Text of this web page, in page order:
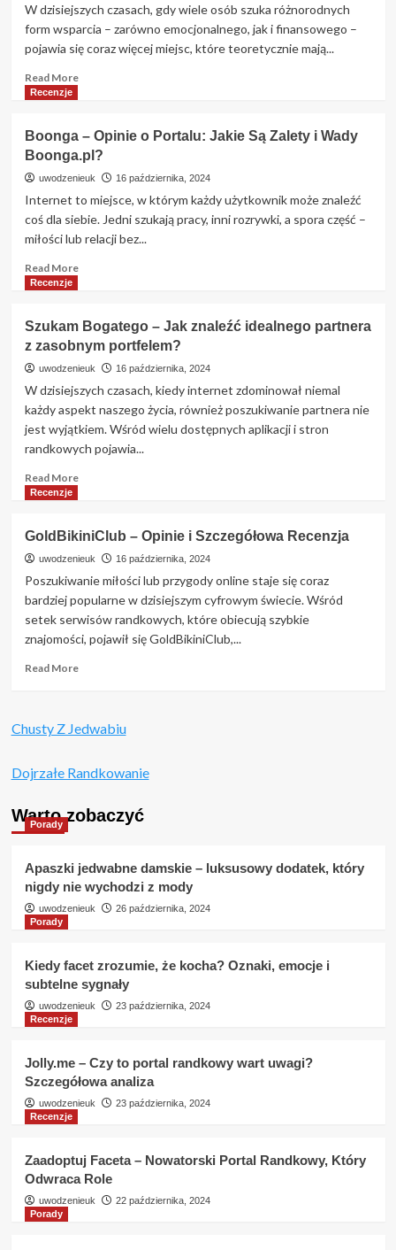
Randkowy,
Który
Odwraca
W dzisiejszych czasach, gdy wiele osób szuka różnorodnych
form wsparcia – zarówno emocjonalnego, jak i finansowego –
pojawia się coraz więcej miejsc, które teoretycznie mają...
Read MoreRead
szukam
–
czy
miejsce
na
wsparcia?
Recenzje
Boonga – Opinie o Portalu: Jakie Są Zalety i Wady
Boonga.pl?
uwodzenieuk 16 października, 2024
Internet to miejsce, w którym każdy użytkownik może znaleźć
coś dla siebie. Jedni szukają pracy, inni rozrywki, a spora część –
miłości lub relacji bez...
Read MoreRead
–
Opinie
o
Jakie
Są
Zalety
i
Boonga.pl?
Recenzje
Szukam Bogatego – Jak znaleźć idealnego partnera
z zasobnym portfelem?
uwodzenieuk 16 października, 2024
W dzisiejszych czasach, kiedy internet zdominował niemal
każdy aspekt naszego życia, również poszukiwanie partnera nie
jest wyjątkiem. Wśród wielu dostępnych aplikacji i stron
randkowych pojawia...
Read MoreRead
Bogatego
–
Jak
idealnego
partnera
z
Recenzje
GoldBikiniClub – Opinie i Szczegółowa Recenzja
uwodzenieuk 16 października, 2024
Poszukiwanie miłości lub przygody online staje się coraz
bardziej popularne w dzisiejszym cyfrowym świecie. Wśród
setek serwisów randkowych, które obiecują szybkie
znajomości, pojawił się GoldBikiniClub,...
Read MoreRead
–
Szczegółowa
Chusty Z Jedwabiu
Dojrzałe Randkowanie
Warto zobaczyć
Porady
Apaszki jedwabne damskie – luksusowy dodatek, który
nigdy nie wychodzi z mody
uwodzenieuk
26 października, 2024
Porady
Kiedy facet zrozumie, że kocha? Oznaki, emocje i
subtelne sygnały
uwodzenieuk
23 października, 2024
Recenzje
Jolly.me – Czy to portal randkowy wart uwagi?
Szczegółowa analiza
uwodzenieuk
23 października, 2024
Recenzje
Zaadoptuj Faceta – Nowatorski Portal Randkowy, Który
Odwraca Role
uwodzenieuk
22 października, 2024
Porady